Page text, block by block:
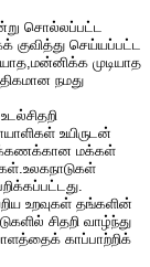
சொல்லப்பட்ட
செய்யப்பட்ட
முடியாத
நமது
உயிருடன்
மக்கள்
உறவுகள் தங்களின்
சிதறி வாழ்ந்து
காப்பாற்றிக்